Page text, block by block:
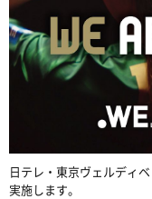
日テレ・東京ヴェルディ
実施します。